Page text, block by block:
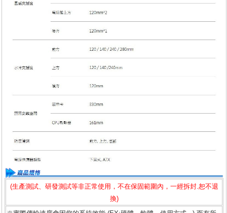
(生產測試、研發測試等非正常使用，不在保固範圍內，一經拆封.恕不退
換)